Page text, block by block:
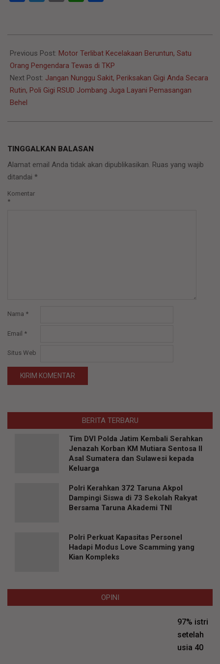
04-
21
Previous Post: Motor Terlibat Kecelakaan Beruntun, Satu
Orang Pengendara Tewas di TKP
Next Post: Jangan Nunggu Sakit, Periksakan Gigi Anda Secara
Rutin, Poli Gigi RSUD Jombang Juga Layani Pemasangan
Behel
TINGGALKAN BALASAN
Alamat email Anda tidak akan dipublikasikan. Ruas yang wajib
ditandai *
Komentar
*
Nama *
Email *
Situs Web
BERITA TERBARU
Tim DVI Polda Jatim Kembali Serahkan
Jenazah Korban KM Mutiara Sentosa II
Asal Sumatera dan Sulawesi kepada
Keluarga
Polri Kerahkan 372 Taruna Akpol
Dampingi Siswa di 73 Sekolah Rakyat
Bersama Taruna Akademi TNI
Polri Perkuat Kapasitas Personel
Hadapi Modus Love Scamming yang
Kian Kompleks
OPINI
97% istri
setelah
usia 40